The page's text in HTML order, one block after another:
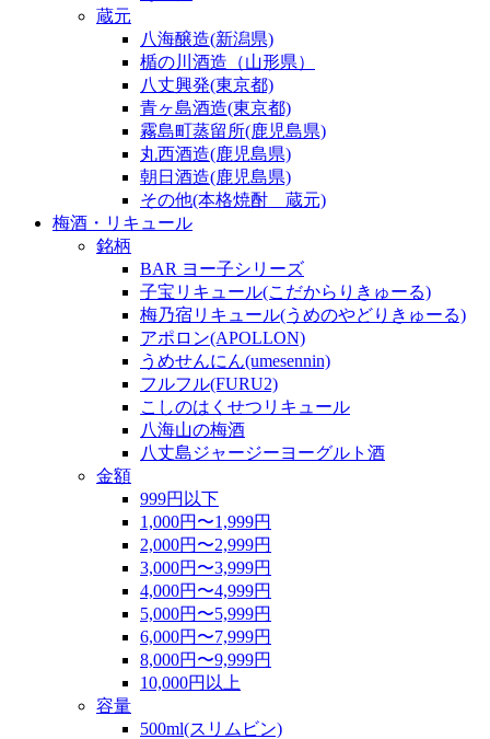
蔵元
八海醸造(新潟県)
楯の川酒造（山形県）
八丈興発(東京都)
青ヶ島酒造(東京都)
霧島町蒸留所(鹿児島県)
丸西酒造(鹿児島県)
朝日酒造(鹿児島県)
その他(本格焼酎 蔵元)
梅酒・リキュール
銘柄
BAR ヨー子シリーズ
子宝リキュール(こだからりきゅーる)
梅乃宿リキュール(うめのやどりきゅーる)
アポロン(APOLLON)
うめせんにん(umesennin)
フルフル(FURU2)
こしのはくせつリキュール
八海山の梅酒
八丈島ジャージーヨーグルト酒
金額
999円以下
1,000円〜1,999円
2,000円〜2,999円
3,000円〜3,999円
4,000円〜4,999円
5,000円〜5,999円
6,000円〜7,999円
8,000円〜9,999円
10,000円以上
容量
500ml(スリムビン)